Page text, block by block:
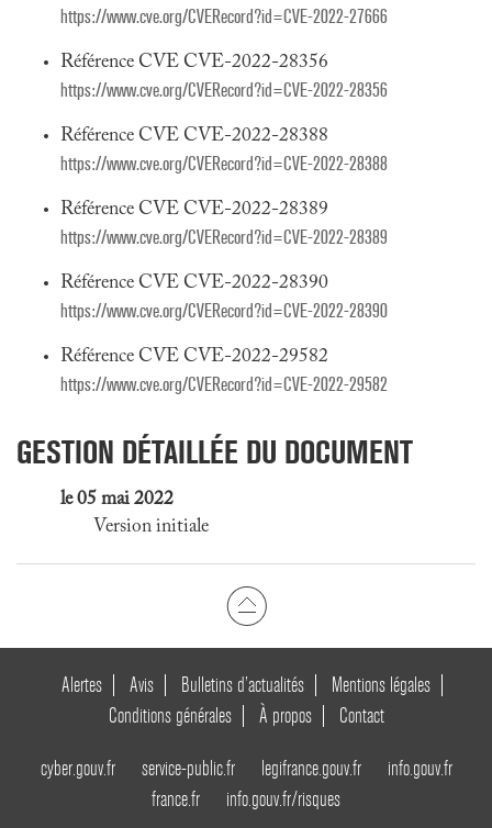
https://www.cve.org/CVERecord?id=CVE-2022-27666
Référence CVE CVE-2022-28356
https://www.cve.org/CVERecord?id=CVE-2022-28356
Référence CVE CVE-2022-28388
https://www.cve.org/CVERecord?id=CVE-2022-28388
Référence CVE CVE-2022-28389
https://www.cve.org/CVERecord?id=CVE-2022-28389
Référence CVE CVE-2022-28390
https://www.cve.org/CVERecord?id=CVE-2022-28390
Référence CVE CVE-2022-29582
https://www.cve.org/CVERecord?id=CVE-2022-29582
GESTION DÉTAILLÉE DU DOCUMENT
le 05 mai 2022
Version initiale
Alertes Avis Bulletins d’actualités
Mentions légales
Conditions générales
À propos Contact
cyber.gouv.fr service-public.fr legifrance.gouv.fr
info.gouv.fr
france.fr
info.gouv.fr/risques